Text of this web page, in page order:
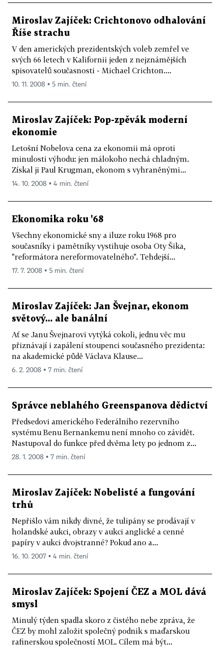
Miroslav Zajíček: Crichtonovo odhalování
Říše strachu
V den amerických prezidentských voleb zemřel ve
svých 66 letech v Kalifornii jeden z nejznámějších
spisovatelů současnosti - Michael Crichton....
10. 11. 2008 ▪ 5 min. čtení
Miroslav Zajíček: Pop-zpěvák moderní
ekonomie
Letošní Nobelova cena za ekonomii má oproti
minulosti výhodu: jen málokoho nechá chladným.
Získal ji Paul Krugman, ekonom s vyhraněnými...
14. 10. 2008 ▪ 4 min. čtení
Ekonomika roku '68
Všechny ekonomické sny a iluze roku 1968 pro
současníky i pamětníky vystihuje osoba Oty Šika,
"reformátora nereformovatelného". Tehdejší...
17. 7. 2008 ▪ 5 min. čtení
Miroslav Zajíček: Jan Švejnar, ekonom
světový... ale banální
Ať se Janu Švejnarovi vytýká cokoli, jednu věc mu
přiznávají i zapálení stoupenci současného prezidenta:
na akademické půdě Václava Klause...
6. 2. 2008 ▪ 7 min. čtení
Správce neblahého Greenspanova dědictví
Předsedovi amerického Federálního rezervního
systému Benu Bernankemu není mnoho co závidět.
Nastupoval do funkce před dvěma lety po jednom z...
28. 1. 2008 ▪ 7 min. čtení
Miroslav Zajíček: Nobelisté a fungování
trhů
Nepřišlo vám nikdy divné, že tulipány se prodávají v
holandské aukci, obrazy v aukci anglické a cenné
papíry v aukci dvojstranné? Pokud ano a...
16. 10. 2007 ▪ 4 min. čtení
Miroslav Zajíček: Spojení ČEZ a MOL dává
smysl
Minulý týden spadla skoro z čistého nebe zpráva, že
ČEZ by mohl založit společný podnik s maďarskou
rafinerskou společností MOL. Cílem má být...